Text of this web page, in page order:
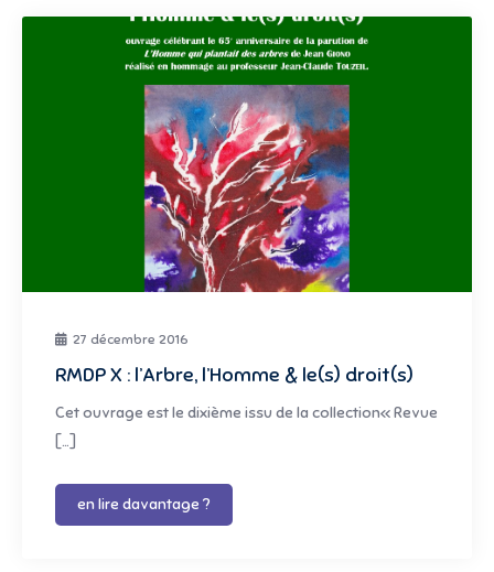
27 décembre 2016
RMDP X : l’Arbre, l’Homme & le(s) droit(s)
Cet ouvrage est le dixième issu de la collection« Revue
[…]
en lire davantage ?